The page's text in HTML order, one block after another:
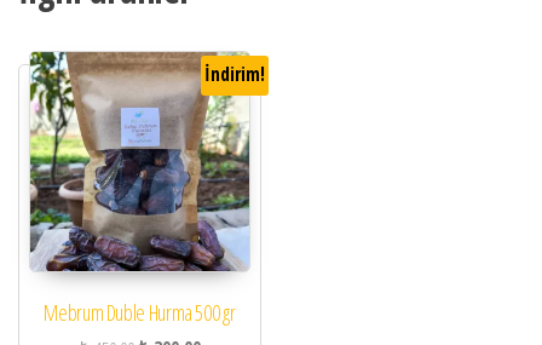
İndirim!
Mebrum Duble Hurma 500 gr